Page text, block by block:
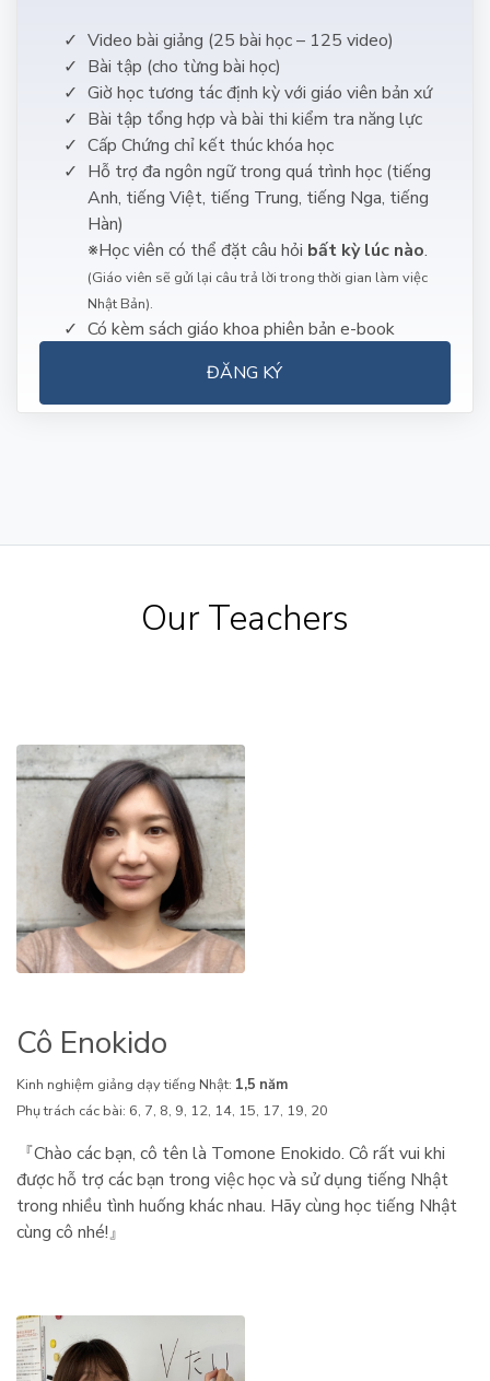
Video bài giảng (25 bài học – 125 video)
Bài tập (cho từng bài học)
Giờ học tương tác định kỳ với giáo viên bản xứ
Bài tập tổng hợp và bài thi kiểm tra năng lực
Cấp Chứng chỉ kết thúc khóa học
Hỗ trợ đa ngôn ngữ trong quá trình học (tiếng
Anh, tiếng Việt, tiếng Trung, tiếng Nga, tiếng
Hàn)
※Học viên có thể đặt câu hỏi bất kỳ lúc nào.
(Giáo viên sẽ gửi lại câu trả lời trong thời gian làm việc
Nhật Bản).
Có kèm sách giáo khoa phiên bản e-book
ĐĂNG KÝ
Our Teachers
Cô Enokido
Kinh nghiệm giảng dạy tiếng Nhật: 1,5 năm
Phụ trách các bài: 6, 7, 8, 9, 12, 14, 15, 17, 19, 20
『Chào các bạn, cô tên là Tomone Enokido. Cô rất vui khi
được hỗ trợ các bạn trong việc học và sử dụng tiếng Nhật
trong nhiều tình huống khác nhau. Hãy cùng học tiếng Nhật
cùng cô nhé!』